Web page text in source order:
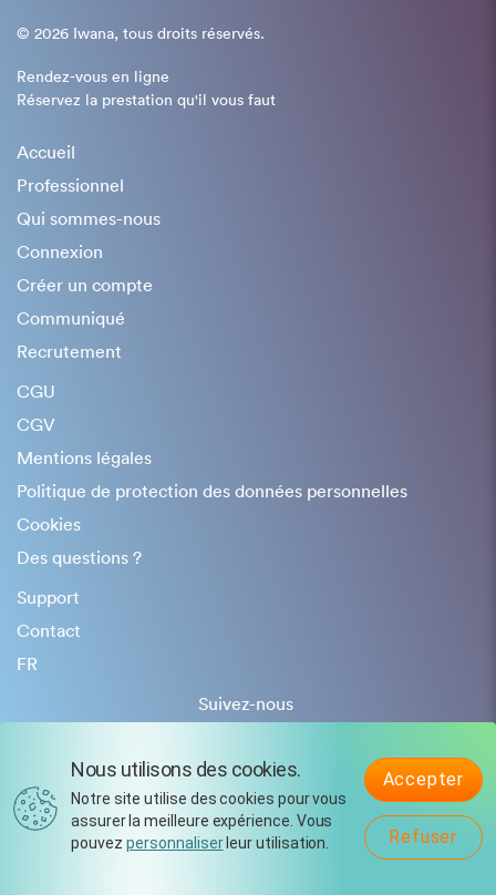
© 2026 Iwana, tous droits réservés.
Rendez-vous en ligne
Réservez la prestation qu'il vous faut
Accueil
Professionnel
Qui sommes-nous
Connexion
Créer un compte
Communiqué
Recrutement
CGU
CGV
Mentions légales
Politique de protection des données personnelles
Cookies
Des questions ?
Support
Contact
FR
Suivez-nous
Nous utilisons des cookies.
Notre site utilise des cookies pour vous
assurer la meilleure expérience. Vous
pouvez personnaliserleur utilisation.
Accepter
Refuser